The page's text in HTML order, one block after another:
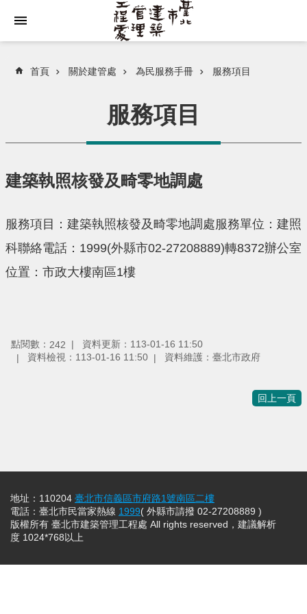
首頁 關於建管處 為民服務手冊 服務項目
服務項目
建築執照核發及畸零地調處
服務項目：建築執照核發及畸零地調處服務單位：建照
科聯絡電話：1999(外縣市02-27208889)轉8372辦公室
位置：市政大樓南區1樓
點閱數： 242
資料更新：113-01-16 11:50
資料檢視：113-01-16 11:50
資料維護：臺北市政府
回上一頁
地址：110204 臺北市信義區市府路1號南區二樓
電話：臺北市民當家熱線 1999( 外縣市請撥 02-27208889 )
版權所有 臺北市建築管理工程處 All rights reserved，建議解析
度 1024*768以上